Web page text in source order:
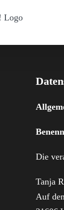
Die
Tanja
Auf